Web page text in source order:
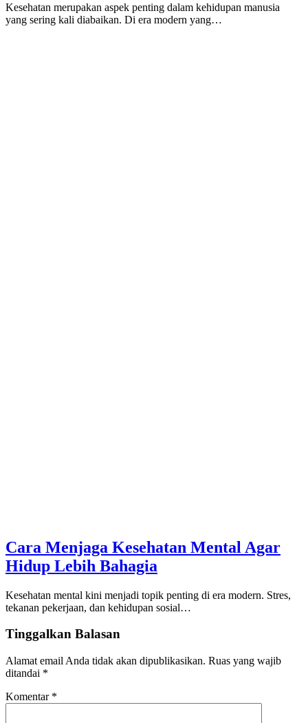
Kesehatan merupakan aspek penting dalam kehidupan manusia
yang sering kali diabaikan. Di era modern yang…
Cara Menjaga Kesehatan Mental Agar
Hidup Lebih Bahagia
Kesehatan mental kini menjadi topik penting di era modern. Stres,
tekanan pekerjaan, dan kehidupan sosial…
Tinggalkan Balasan
Alamat email Anda tidak akan dipublikasikan. Ruas yang wajib
ditandai *
Komentar *